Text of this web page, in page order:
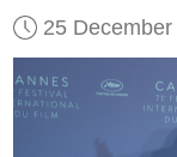
25 December